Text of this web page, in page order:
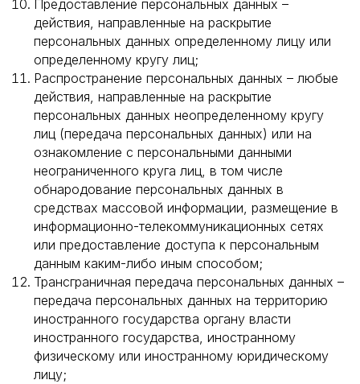
Предоставление персональных данных –
действия, направленные на раскрытие
персональных данных определенному лицу или
определенному кругу лиц;
Распространение персональных данных – любые
действия, направленные на раскрытие
персональных данных неопределенному кругу
лиц (передача персональных данных) или на
ознакомление с персональными данными
неограниченного круга лиц, в том числе
обнародование персональных данных в
средствах массовой информации, размещение в
информационно-телекоммуникационных сетях
или предоставление доступа к персональным
данным каким-либо иным способом;
Трансграничная передача персональных данных –
передача персональных данных на территорию
иностранного государства органу власти
иностранного государства, иностранному
физическому или иностранному юридическому
лицу;